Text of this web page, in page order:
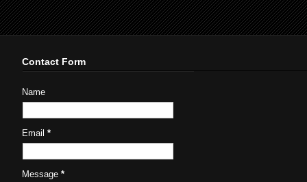
Contact Form
Name
Email*
Message*